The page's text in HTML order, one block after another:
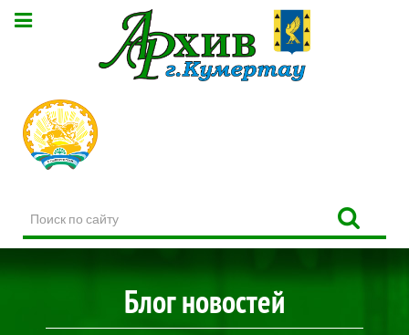
по
сайту
Блог новостей